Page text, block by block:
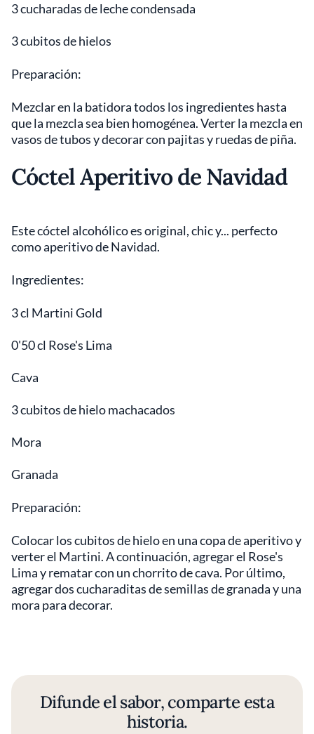
3 cucharadas de leche condensada
3 cubitos de hielos
Preparación:
Mezclar en la batidora todos los ingredientes hasta
que la mezcla sea bien homogénea. Verter la mezcla en
vasos de tubos y decorar con pajitas y ruedas de piña.
Cóctel Aperitivo de Navidad
Este cóctel alcohólico es original, chic y... perfecto
como aperitivo de Navidad.
Ingredientes:
3 cl Martini Gold
0'50 cl Rose's Lima
Cava
3 cubitos de hielo machacados
Mora
Granada
Preparación:
Colocar los cubitos de hielo en una copa de aperitivo y
verter el Martini. A continuación, agregar el Rose's
Lima y rematar con un chorrito de cava. Por último,
agregar dos cucharaditas de semillas de granada y una
mora para decorar.
Difunde el sabor, comparte esta
historia.